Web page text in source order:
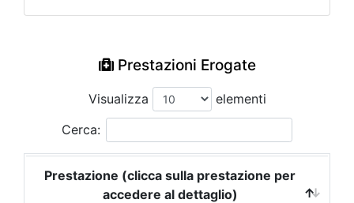
Prestazioni Erogate
Visualizza
elementi
Cerca:
Prestazione (clicca sulla prestazione per
accedere al dettaglio)